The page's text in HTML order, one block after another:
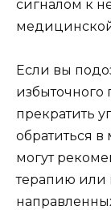
сигналом к
Если вы
избыточного
прекратить
обратиться
могут
терапию или